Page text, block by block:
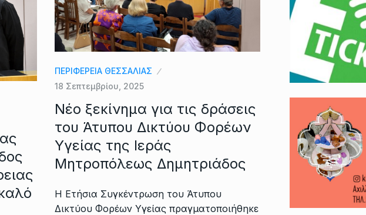
ΠΕΡΙΦΕΡΕΙΑ ΘΕΣΣΑΛΙΑΣ
18 Σεπτεμβρίου, 2025
Νέο ξεκίνημα για τις δράσεις
του Άτυπου Δικτύου Φορέων
Υγείας της Ιεράς
Μητροπόλεως Δημητριάδος
Η Ετήσια Συγκέντρωση του Άτυπου
Δικτύου Φορέων Υγείας πραγματοποιήθηκε